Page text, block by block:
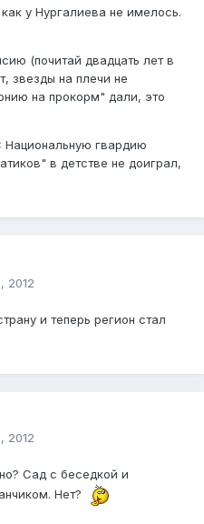
у Нургалиева не имелось.
(почитай двадцать лет в
звезды на плечи не
на прокорм" дали, это
гвардию
в детстве не доиграл,
2012
и теперь регион стал
2012
Сад с беседкой и
Нет?